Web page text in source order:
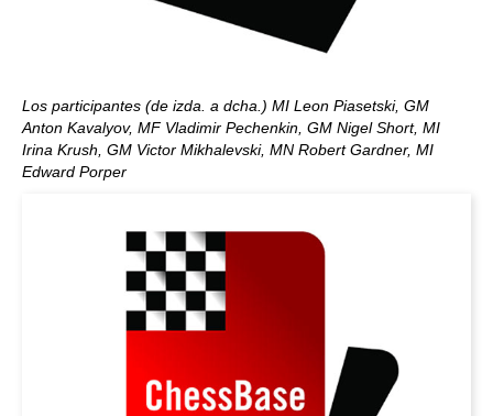
Los participantes (de izda. a dcha.) MI Leon Piasetski, GM
Anton Kavalyov, MF Vladimir Pechenkin, GM Nigel Short, MI
Irina Krush, GM Victor Mikhalevski, MN Robert Gardner, MI
Edward Porper